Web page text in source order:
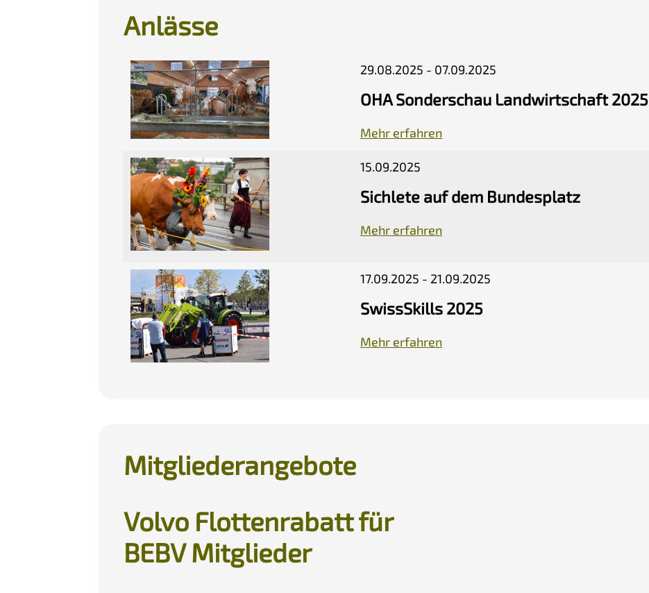
Anlässe
29.08.2025 - 07.09.2025
OHA Sonderschau Landwirtschaft 2025
Mehr erfahren
15.09.2025
Sichlete auf dem Bundesplatz
Mehr erfahren
17.09.2025 - 21.09.2025
SwissSkills 2025
Mehr erfahren
Mitgliederangebote
Volvo Flottenrabatt für
BEBV Mitglieder